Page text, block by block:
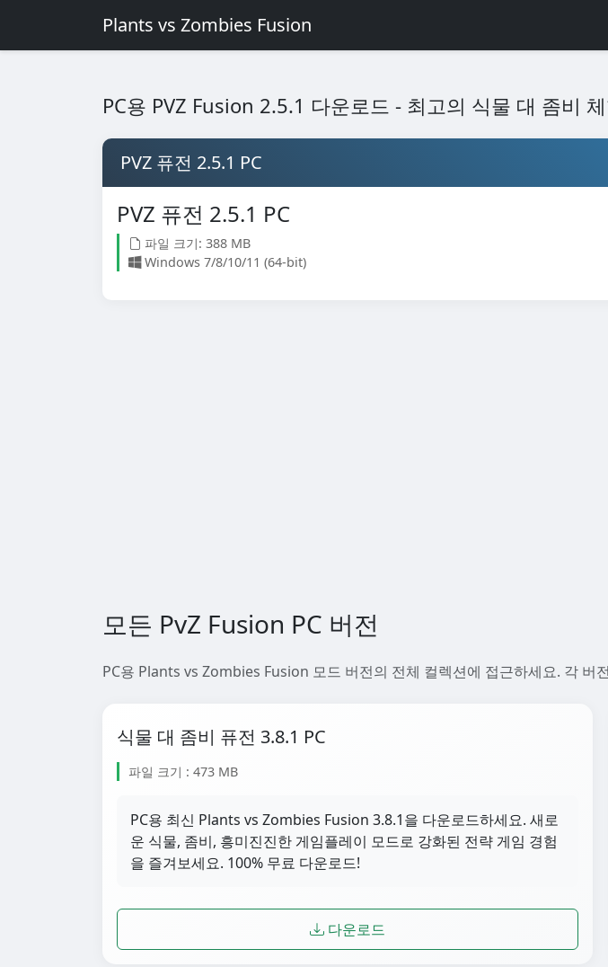
Plants vs Zombies Fusion
PC용 PVZ Fusion 2.5.1 다운로드 - 최고의 식물 대 좀비
PVZ 퓨전 2.5.1 PC
PVZ 퓨전 2.5.1 PC
파일 크기: 388 MB
Windows 7/8/10/11 (64-bit)
모든 PvZ Fusion PC 버전
PC용 Plants vs Zombies Fusion 모드 버전의 전체 컬렉션에 접근하세요. 각 버
식물 대 좀비 퓨전 3.8.1 PC
파일 크기 : 473 MB
PC용 최신 Plants vs Zombies Fusion 3.8.1을 다운로드하세요. 새로
운 식물, 좀비, 흥미진진한 게임플레이 모드로 강화된 전략 게임 경험
을 즐겨보세요. 100% 무료 다운로드!
다운로드